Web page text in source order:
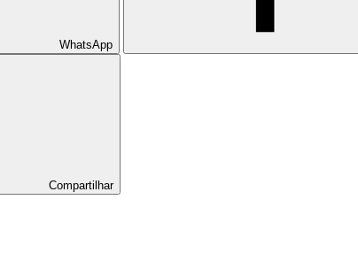
WhatsApp
Compartilhar